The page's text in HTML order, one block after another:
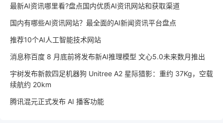
最新AI资讯哪里看?盘点国内优质AI资讯网站和获取渠道
国内有哪些AI资讯网站？最全面的AI新闻资讯平台盘点
推荐10个AI人工智能技术网站
消息称百度 8 月底前将发布新AI推理模型 文心5.0未来数月推出
宇树发布新款四足机器狗 Unitree A2 星际猎影：重约 37Kg，空载
续航约 20km
腾讯混元正式发布 AI 播客功能